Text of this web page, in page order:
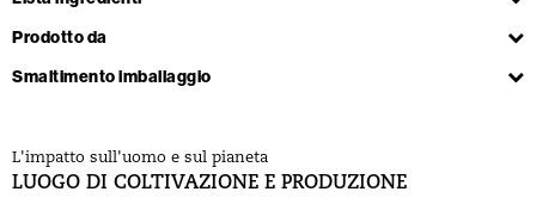
Prodotto da
Smaltimento imballaggio
L'impatto sull'uomo e sul pianeta
LUOGO DI COLTIVAZIONE E PRODUZIONE